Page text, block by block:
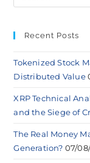
Recent Posts
Tokenized Stock
Distributed Value
XRP Technical
and the Siege of
The Real Money
Generation? 07/